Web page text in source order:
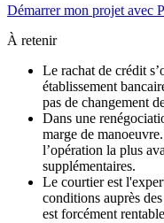
Démarrer mon projet avec
À retenir
Le rachat de crédit
établissement
pas de changement
Dans une
marge de
l’opération la plus
supplémentaires.
Le courtier est
conditions auprès
est forcément